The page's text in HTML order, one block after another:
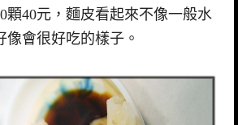
40元，麵皮看起來不像一般水
會很好吃的樣子。